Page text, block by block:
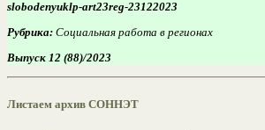
slobodenyuklp-art23reg-23122023
Рубрика: Социальная работа в регионах
Выпуск 12 (88)/2023
Листаем архив СОННЭТ